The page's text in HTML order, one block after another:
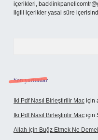
içerikleri,
ilgili içerikler yasal süre
Son yorumlar
Iki Pdf Nasıl Birleştirilir Mac için
Iki Pdf Nasıl Birleştirilir Mac için
Allah Için Buğz Etmek Ne